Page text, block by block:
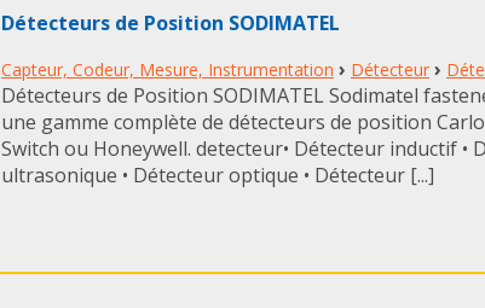
Détecteurs de Position SODIMATEL
Capteur, Codeur, Mesure, Instrumentation › Détecteur ›
Détecteurs de Position SODIMATEL Sodimatel
une gamme complète de détecteurs de position Carlo
Switch ou Honeywell. detecteur• Détecteur inductif •
ultrasonique • Détecteur optique • Détecteur [...]